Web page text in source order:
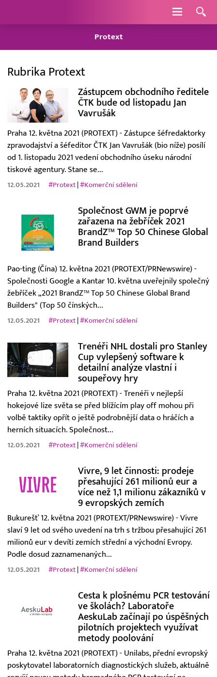
Navigace
Protext
Rubrika Protext
Zástupcem obchodního ředitele
ČTK bude od listopadu Jan
Vavrušák
Praha 12. května 2021 (PROTEXT) - Zástupce šéfredaktorky
zpravodajství a šéfeditor ČTK Jan Vavrušák (bio níže) posílí
od 1. listopadu 2021 vedení obchodního úseku národní
tiskové agentury. Stane se...
12.05.2021 #Protext| #Komerční sdělení
Společnost GWM je poprvé
zařazena na žebříček 2021
BrandZ™ Top 50 Chinese Global
Brand Builders
Pao-ting (Čína) 12. května 2021 (PROTEXT/PRNewswire) -
Společnosti Google a Kantar 10. května uveřejnily společný
žebříček „2021 BrandZ™ Top 50 Chinese Global Brand
Builders" (Top 50 čínských...
12.05.2021 #Protext| #Komerční sdělení
Trenéři NHL dostali pro Stanley
Cup vylepšený software k
detailní analýze vlastní i
soupeřovy hry
Praha 12. května 2021 (PROTEXT) - Trenéři v nejlepší
hokejové lize světa se před blížícím play off mohou při
volbě taktiky opřít o ještě podrobnější data o hráčích a
herních situacích. Společnost...
12.05.2021 #Protext| #Komerční sdělení
Vivre, 9 let činnosti: prodeje
přesahující 261 milionů eur a
více než 1,1 milionu zákazníků v
9 evropských zemích
Bukurešť 12. května 2021 (PROTEXT/PRNewswire) - Vivre
slaví 9 let od svého uvedení na trh s tržbou přesahující 261
milionů eur v devíti zemích střední a východní Evropy.
Podle dosud zaznamenaných...
12.05.2021 #Protext| #Komerční sdělení
Cesta k plošnému PCR testování
ve školách? Laboratoře
AeskuLab začínají po úspěšných
pilotních projektech využívat
metody poolování
Praha 12. května 2021 (PROTEXT) - Unilabs, přední evropský
poskytovatel laboratorních diagnostických služeb, aktuálně